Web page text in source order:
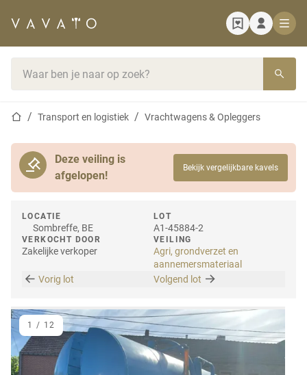
StartpaginaTransport en logistiek Vrachtwagens & Opleggers
Deze veiling is
afgelopen!
Bekijk vergelijkbare kavels
LOCATIE
Sombreffe, BE
VERKOCHT DOOR
Zakelijke verkoper
LOT
A1-45884-2
VEILING
Agri, grondverzet en
aannemersmateriaal
Vorig lot
Volgend lot
1 / 12